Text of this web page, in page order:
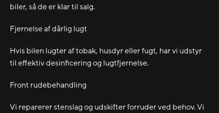
biler, så de er klar til salg.
Fjernelse af dårlig lugt
Hvis bilen lugter af tobak, husdyr eller fugt, har vi udstyr
til effektiv desinficering og lugtfjernelse.
Front rudebehandling
Vi reparerer stenslag og udskifter forruder ved behov. Vi